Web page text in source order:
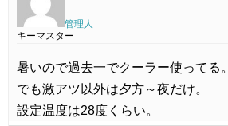
管理人
キーマスター
暑いので過去一でクーラー使ってる。
でも激アツ以外は夕方～夜だけ。
設定温度は28度くらい。